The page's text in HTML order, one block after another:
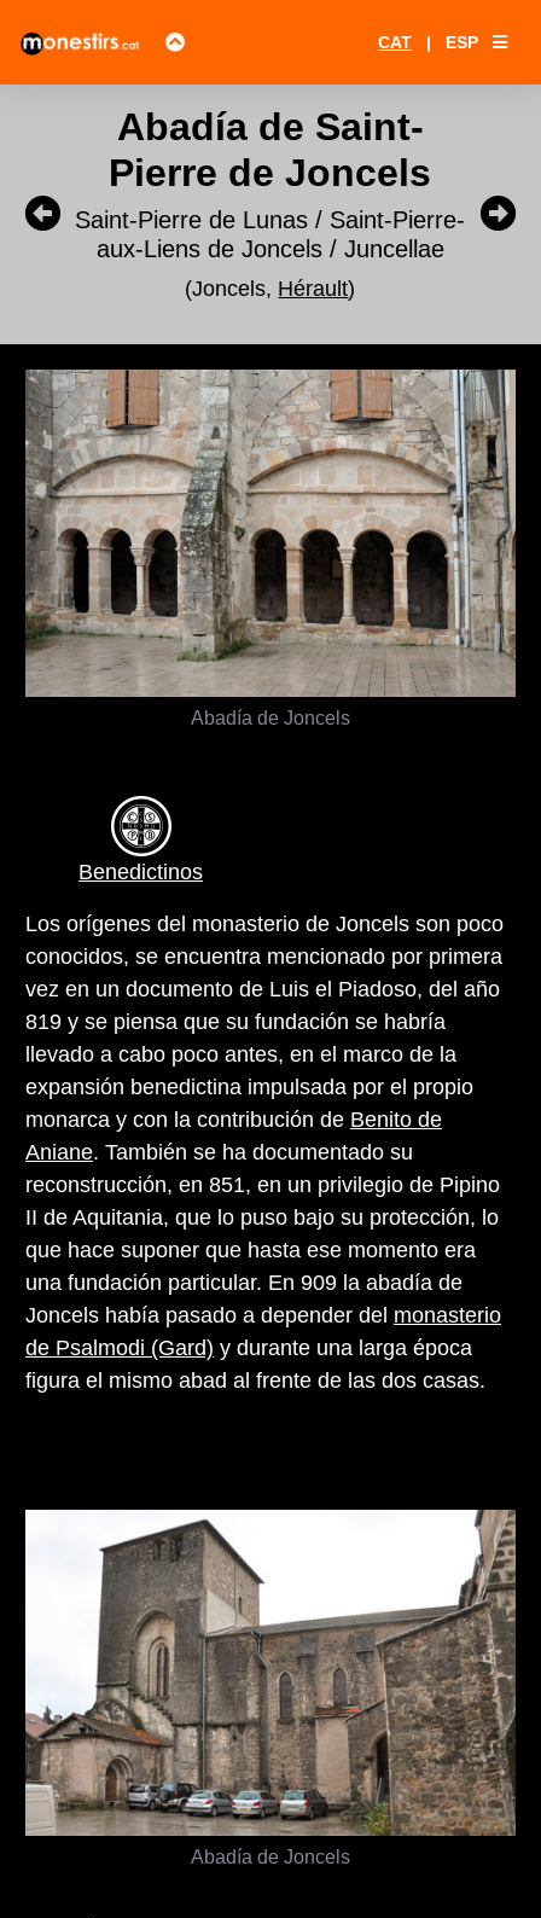
CAT | ESP
Abadía de Saint-
Pierre de Joncels
Saint-Pierre de Lunas / Saint-Pierre-
aux-Liens de Joncels / Juncellae
(Joncels, Hérault)
Abadía de Joncels
Benedictinos
Los orígenes del monasterio de Joncels son poco
conocidos, se encuentra mencionado por primera
vez en un documento de Luis el Piadoso, del año
819 y se piensa que su fundación se habría
llevado a cabo poco antes, en el marco de la
expansión benedictina impulsada por el propio
monarca y con la contribución de Benito de
Aniane. También se ha documentado su
reconstrucción, en 851, en un privilegio de Pipino
II de Aquitania, que lo puso bajo su protección, lo
que hace suponer que hasta ese momento era
una fundación particular. En 909 la abadía de
Joncels había pasado a depender del monasterio
de Psalmodi (Gard) y durante una larga época
figura el mismo abad al frente de las dos casas.
Abadía de Joncels